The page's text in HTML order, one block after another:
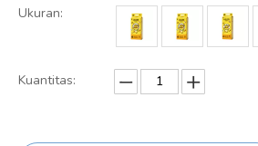
Ukuran:
Kuantitas: